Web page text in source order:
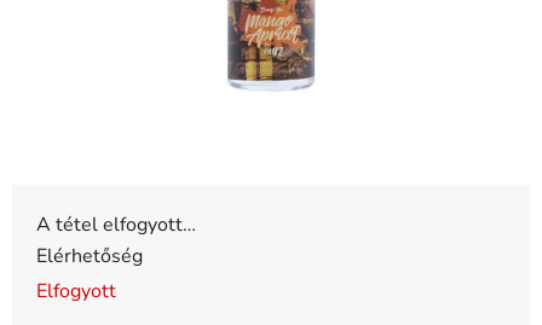
A tétel elfogyott…
Elérhetőség
Elfogyott